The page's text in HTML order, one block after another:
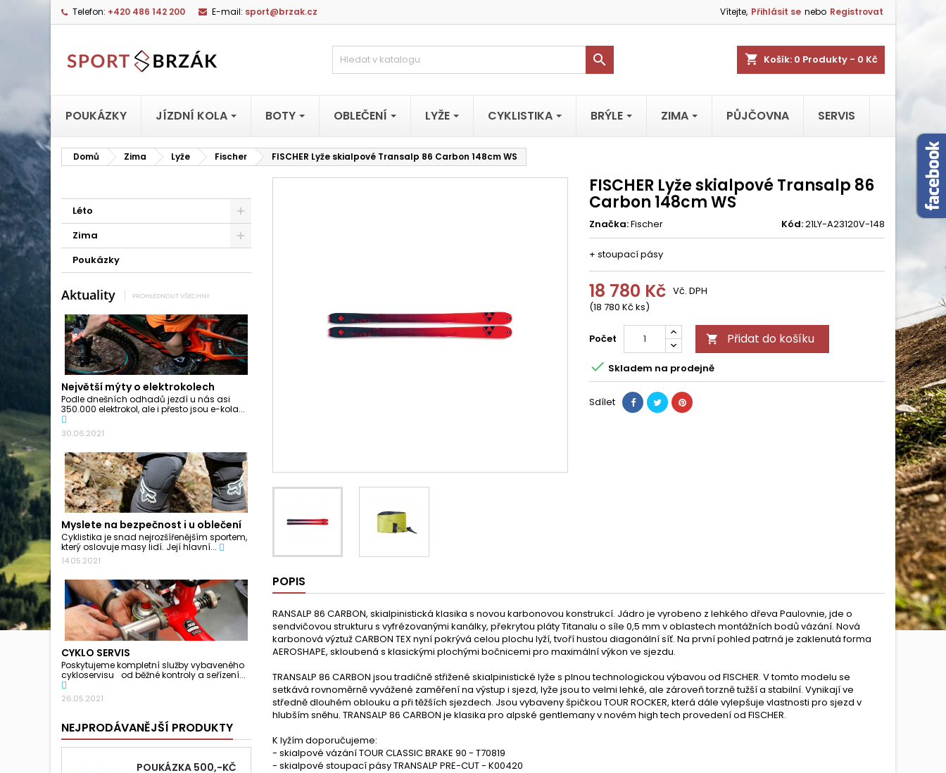
Telefon: +420 486 142 200 E-mail: sport@brzak.cz Vítejte, Přihlásit se nebo Registrovat
shopping_cart Košík: 0 Produkty - 0 Kč

POUKÁZKY JÍZDNÍ KOLA BOTY OBLEČENÍ LYŽE CYKLISTIKA BRÝLE ZIMA PŮJČOVNA SERVIS
Domů Zima Lyže Fischer FISCHER Lyže skialpové Transalp 86 Carbon 148cm WS
Léto
Zima
Poukázky
Aktuality PROHLÉDNOUT VŠECHNY
Největší mýty o elektrokolech
Podle dnešních odhadů jezdí u nás asi
350.000 elektrokol, ale i přesto jsou e-kola...
30.06.2021
Myslete na bezpečnost i u oblečení
Cyklistika je snad nejrozšířenějším sportem,
který oslovuje masy lidí. Její hlavní...
14.05.2021
CYKLO SERVIS
Poskytujeme kompletní služby vybaveného
cykloservisu od běžné kontroly a seřízení...
26.05.2021
NEJPRODÁVANĚJŠÍ PRODUKTY
POUKÁZKA 500,-KČ
FISCHER Lyže skialpové Transalp 86
Carbon 148cm WS
Značka:Fischer Kód:21LY-A23120V-148
+ stoupací pásy
18 780 Kč
(18 780 Kč ks)
Vč. DPH
Počet  Přidat do košíku
 Skladem na prodejně
Sdílet
POPIS
RANSALP 86 CARBON, skialpinistická klasika s novou karbonovou konstrukcí. Jádro je vyrobeno z lehkého dřeva Paulovnie, jde o
sendvičovou strukturu s vyfrézovanými kanálky, překrytou pláty Titanalu o síle 0,5 mm v oblastech montážních bodů vázání. Nová
karbonová výztuž CARBON TEX nyní pokrývá celou plochu lyží, tvoří hustou diagonální síť. Na první pohled patrná je zaklenutá forma
AEROSHAPE, skloubená s klasickými plochými bočnicemi pro maximální výkon ve sjezdu.
TRANSALP 86 CARBON jsou tradičně střižené skialpinistické lyže s plnou technologickou výbavou od FISCHER. V tomto modelu se
setkává rovnoměrně vyvážené zaměření na výstup i sjezd, lyže jsou to velmi lehké, ale zároveň torzně tužší a stabilní. Vynikají ve
středně dlouhém oblouku a při těžších sjezdech. Jsou vybaveny špičkou TOUR ROCKER, která dále vylepšuje vlastnosti pro sjezd v
hlubším sněhu. TRANSALP 86 CARBON je klasika pro alpské gentlemany v novém high tech provedení od FISCHER.
K lyžím doporučujeme:
- skialpové vázání TOUR CLASSIC BRAKE 90 - T70819
- skialpové stoupací pásy TRANSALP PRE-CUT - K00420